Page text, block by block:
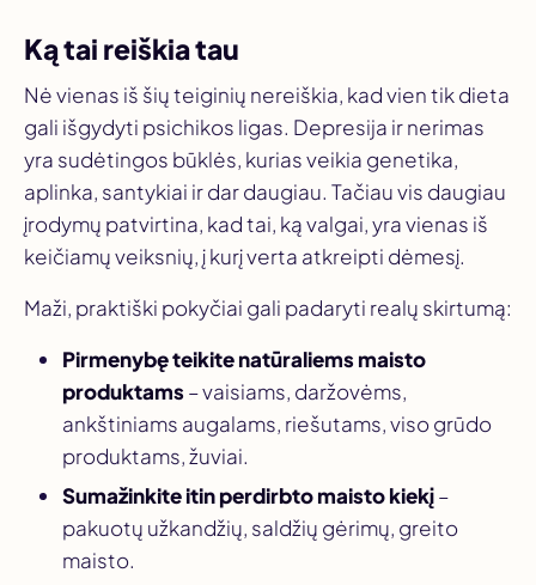
Ką tai reiškia tau
Nė vienas iš šių teiginių nereiškia, kad vien tik dieta
gali išgydyti psichikos ligas. Depresija ir nerimas
yra sudėtingos būklės, kurias veikia genetika,
aplinka, santykiai ir dar daugiau. Tačiau vis daugiau
įrodymų patvirtina, kad tai, ką valgai, yra vienas iš
keičiamų veiksnių, į kurį verta atkreipti dėmesį.
Maži, praktiški pokyčiai gali padaryti realų skirtumą:
Pirmenybę teikite natūraliems maisto
produktams– vaisiams, daržovėms,
ankštiniams augalams, riešutams, viso grūdo
produktams, žuviai.
Sumažinkite itin perdirbto maisto kiekį–
pakuotų užkandžių, saldžių gėrimų, greito
maisto.